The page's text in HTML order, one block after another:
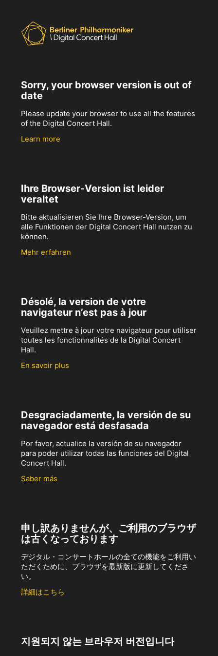
Sorry, your browser version is out of
date
Please update your browser to use all the features
of the Digital Concert Hall.
Learn more
Ihre Browser-Version ist leider
veraltet
Bitte aktualisieren Sie Ihre Browser-Version, um
alle Funktionen der Digital Concert Hall nutzen zu
können.
Mehr erfahren
Désolé, la version de votre
navigateur n’est pas à jour
Veuillez mettre à jour votre navigateur pour utiliser
toutes les fonctionnalités de la Digital Concert
Hall.
En savoir plus
Desgraciadamente, la versión de su
navegador está desfasada
Por favor, actualice la versión de su navegador
para poder utilizar todas las funciones del Digital
Concert Hall.
Saber más
申し訳ありませんが、ご利用のブラウザ
は古くなっております
デジタル・コンサートホールの全ての機能をご利用い
ただくために、ブラウザを最新版に更新してくださ
い。
詳細はこちら
지원되지 않는 브라우저 버전입니다